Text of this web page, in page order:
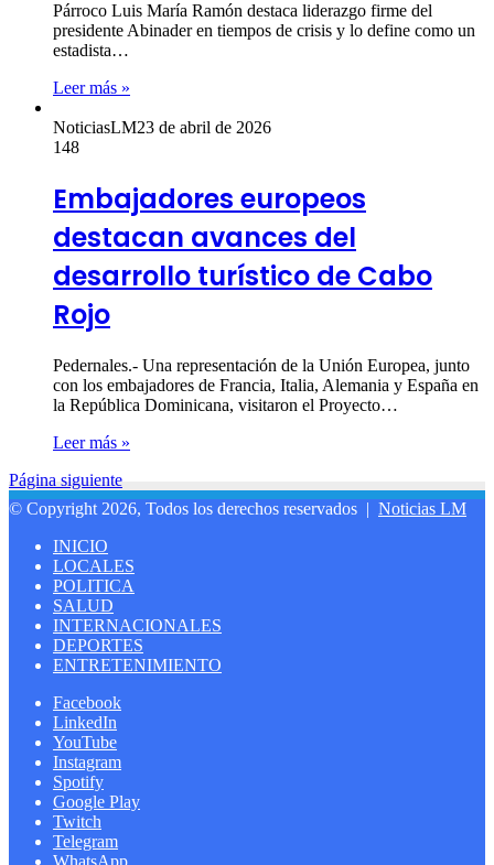
Párroco Luis María Ramón destaca liderazgo firme del
presidente Abinader en tiempos de crisis y lo define como un
estadista…
Leer más »
NoticiasLM23 de abril de 2026
148
Embajadores europeos
destacan avances del
desarrollo turístico de Cabo
Rojo
Pedernales.- Una representación de la Unión Europea, junto
con los embajadores de Francia, Italia, Alemania y España en
la República Dominicana, visitaron el Proyecto…
Leer más »
Página siguiente
© Copyright 2026, Todos los derechos reservados | Noticias LM
INICIO
LOCALES
POLITICA
SALUD
INTERNACIONALES
DEPORTES
ENTRETENIMIENTO
Facebook
LinkedIn
YouTube
Instagram
Spotify
Google Play
Twitch
Telegram
WhatsApp